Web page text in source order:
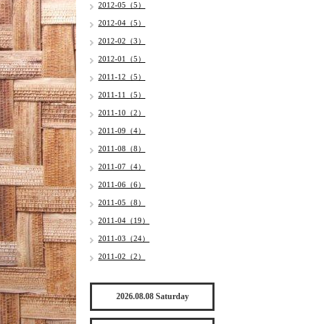
2012-05（5）
2012-04（5）
2012-02（3）
2012-01（5）
2011-12（5）
2011-11（5）
2011-10（2）
2011-09（4）
2011-08（8）
2011-07（4）
2011-06（6）
2011-05（8）
2011-04（19）
2011-03（24）
2011-02（2）
2026.08.08 Saturday